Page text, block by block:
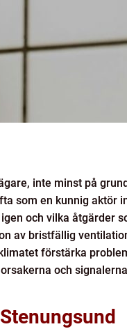
inte minst på
som en kunnig aktör
och vilka åtgärder
av bristfällig
förstärka
och